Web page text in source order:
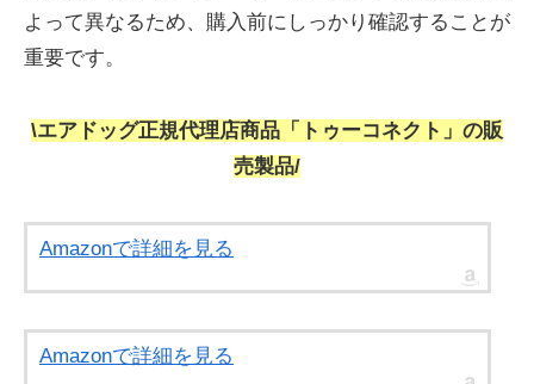
よって異なるため、購入前にしっかり確認することが
重要です。
\エアドッグ正規代理店商品「トゥーコネクト」の販
売製品/
Amazonで詳細を見る
Amazonで詳細を見る